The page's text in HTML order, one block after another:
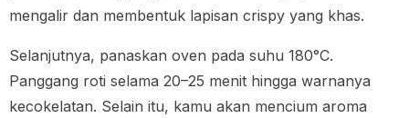
mengalir dan membentuk lapisan crispy yang khas.
Selanjutnya, panaskan oven pada suhu 180°C.
Panggang roti selama 20–25 menit hingga warnanya
kecokelatan. Selain itu, kamu akan mencium aroma